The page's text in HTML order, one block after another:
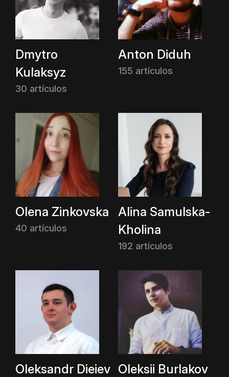
Dmytro
Kulaksyz
30 artículos
Anton Diduh
155 artículos
Olena Zinkovska
40 artículos
Alina Samulska-
Kholina
192 artículos
Oleksandr Dieiev Oleksii Burlakov